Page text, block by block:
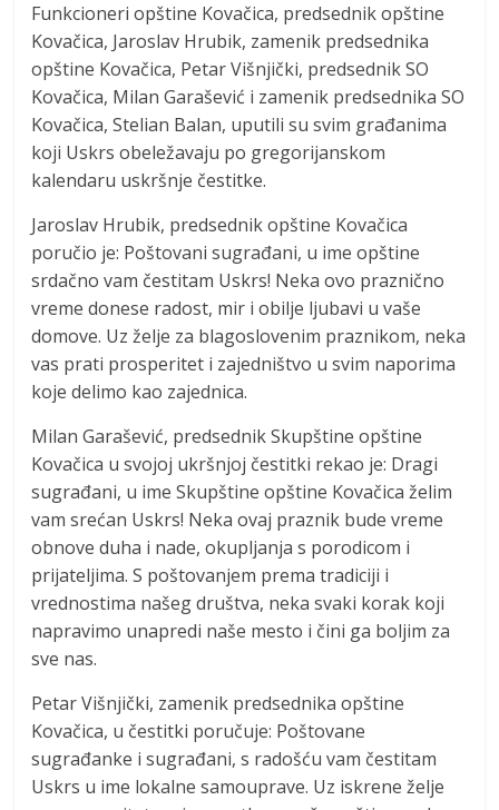
Funkcioneri opštine Kovačica, predsednik opštine
Kovačica, Jaroslav Hrubik, zamenik predsednika
opštine Kovačica, Petar Višnjički, predsednik SO
Kovačica, Milan Garašević i zamenik predsednika SO
Kovačica, Stelian Balan, uputili su svim građanima
koji Uskrs obeležavaju po gregorijanskom
kalendaru uskršnje čestitke.
Jaroslav Hrubik, predsednik opštine Kovačica
poručio je: Poštovani sugrađani, u ime opštine
srdačno vam čestitam Uskrs! Neka ovo praznično
vreme donese radost, mir i obilje ljubavi u vaše
domove. Uz želje za blagoslovenim praznikom, neka
vas prati prosperitet i zajedništvo u svim naporima
koje delimo kao zajednica.
Milan Garašević, predsednik Skupštine opštine
Kovačica u svojoj ukršnjoj čestitki rekao je: Dragi
sugrađani, u ime Skupštine opštine Kovačica želim
vam srećan Uskrs! Neka ovaj praznik bude vreme
obnove duha i nade, okupljanja s porodicom i
prijateljima. S poštovanjem prema tradiciji i
vrednostima našeg društva, neka svaki korak koji
napravimo unapredi naše mesto i čini ga boljim za
sve nas.
Petar Višnjički, zamenik predsednika opštine
Kovačica, u čestitki poručuje: Poštovane
sugrađanke i sugrađani, s radošću vam čestitam
Uskrs u ime lokalne samouprave. Uz iskrene želje